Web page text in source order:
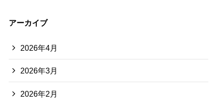
アーカイブ
2026年4月
2026年3月
2026年2月